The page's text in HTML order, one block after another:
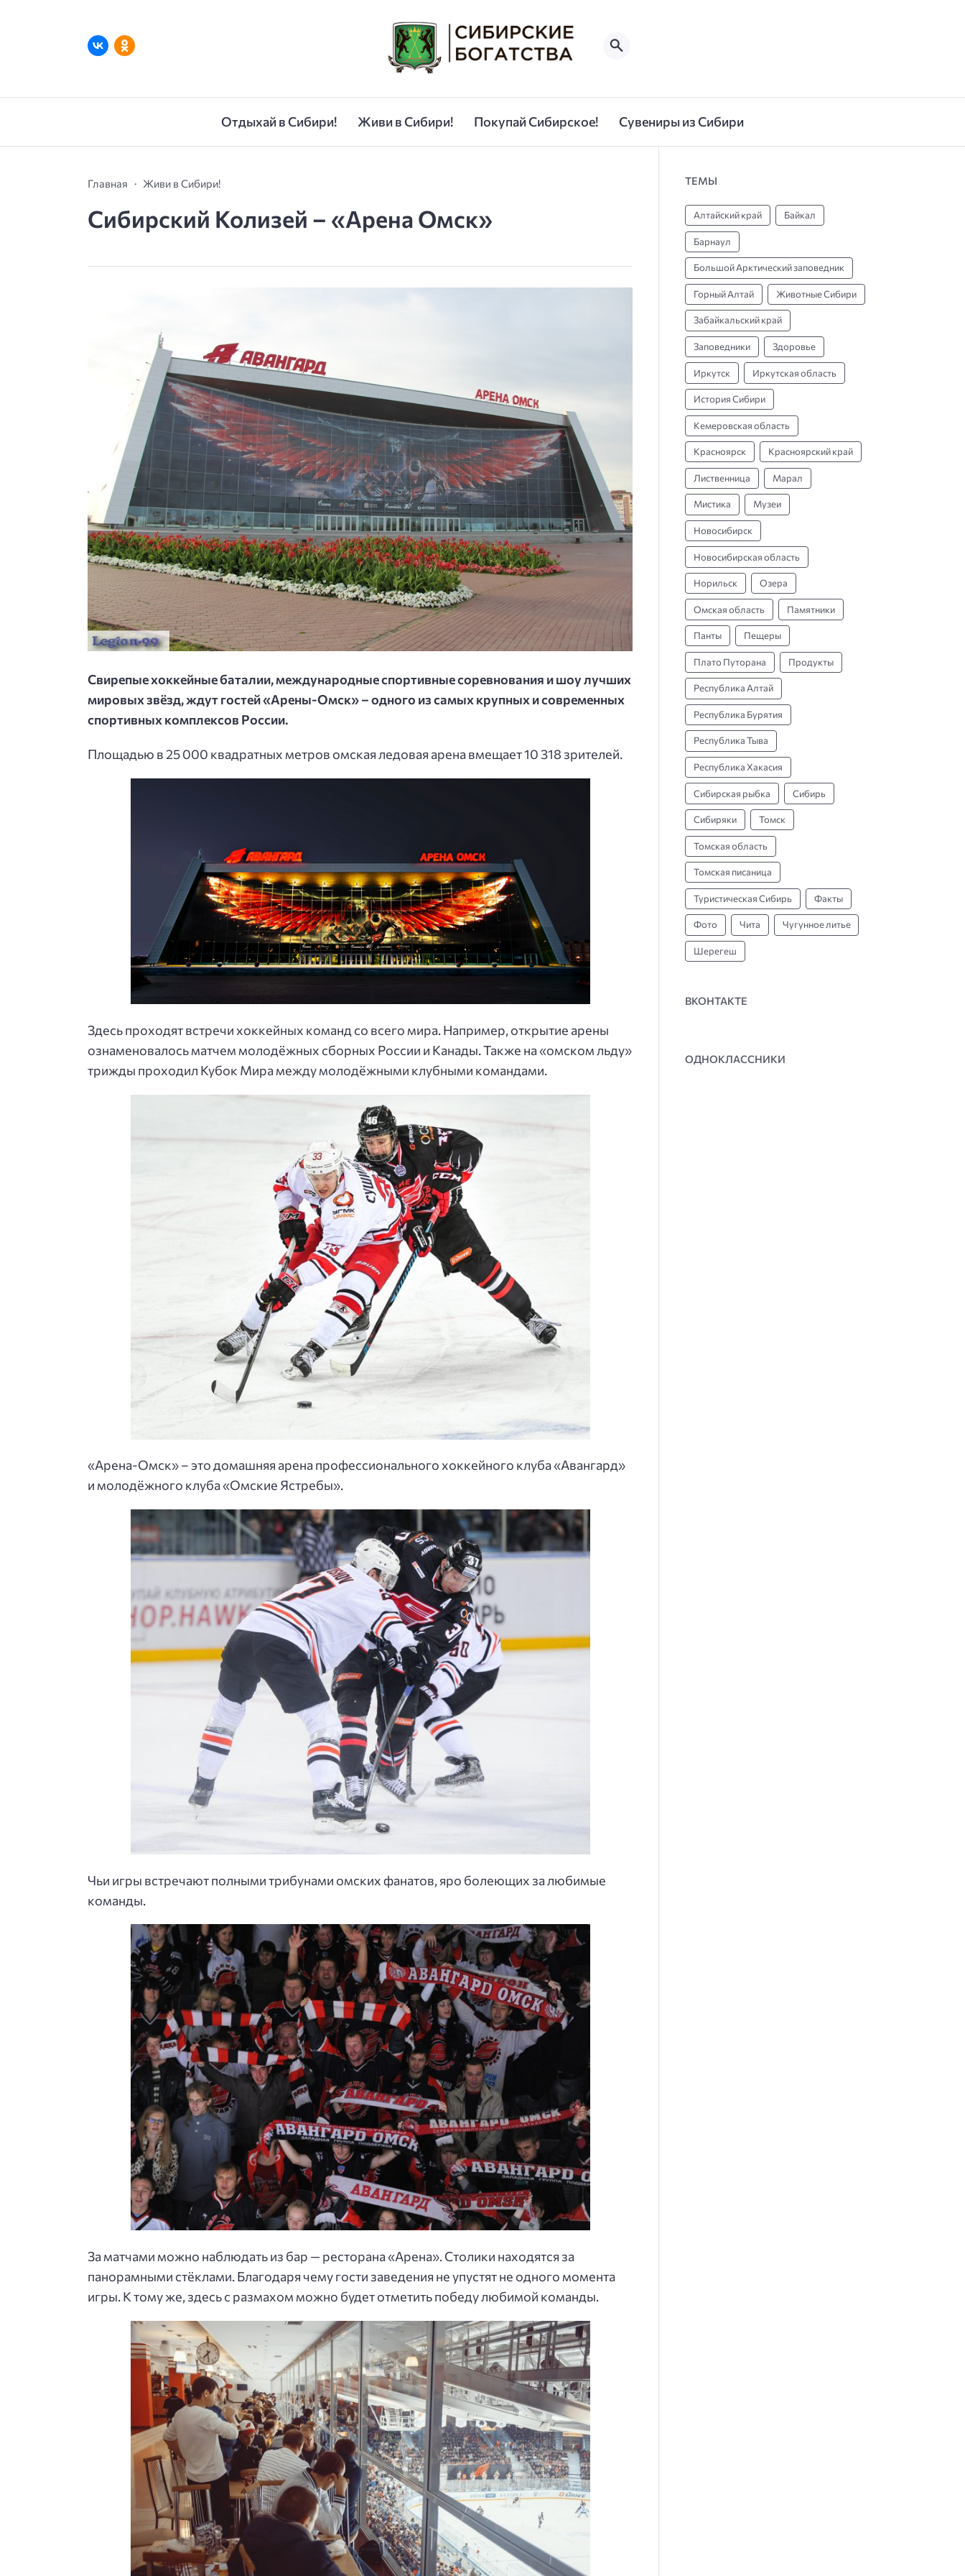
Отдыхай в Сибири! Живи в Сибири! Покупай Сибирское! Сувениры из Сибири
Главная Живи в Сибири!
Сибирский Колизей – «Арена Омск»
Свирепые хоккейные баталии, международные спортивные соревнования и шоу лучших
мировых звёзд, ждут гостей «Арены-Омск» – одного из самых крупных и современных
спортивных комплексов России.
Площадью в 25 000 квадратных метров омская ледовая арена вмещает 10 318 зрителей.
Здесь проходят встречи хоккейных команд со всего мира. Например, открытие арены
ознаменовалось матчем молодёжных сборных России и Канады. Также на «омском льду»
трижды проходил Кубок Мира между молодёжными клубными командами.
«Арена-Омск» – это домашняя арена профессионального хоккейного клуба «Авангард»
и молодёжного клуба «Омские Ястребы».
Чьи игры встречают полными трибунами омских фанатов, яро болеющих за любимые
команды.
За матчами можно наблюдать из бар — ресторана «Арена». Столики находятся за
панорамными стёклами. Благодаря чему гости заведения не упустят не одного момента
игры. К тому же, здесь с размахом можно будет отметить победу любимой команды.
ТЕМЫ
Алтайский край Байкал
Барнаул
Большой Арктический заповедник
Горный Алтай Животные Сибири
Забайкальский край
Заповедники Здоровье
Иркутск Иркутская область
История Сибири
Кемеровская область
Красноярск Красноярский край
Лиственница Марал
Мистика Музеи
Новосибирск
Новосибирская область
Норильск Озера
Омская область Памятники
Панты Пещеры
Плато Путорана Продукты
Республика Алтай
Республика Бурятия
Республика Тыва
Республика Хакасия
Сибирская рыбка Сибирь
Сибиряки Томск
Томская область
Томская писаница
Туристическая Сибирь Факты
Фото Чита Чугунное литье
Шерегеш
ВКОНТАКТЕ
ОДНОКЛАССНИКИ